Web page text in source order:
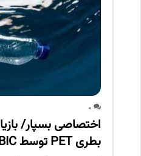
0
بطری PET توسط SABIC